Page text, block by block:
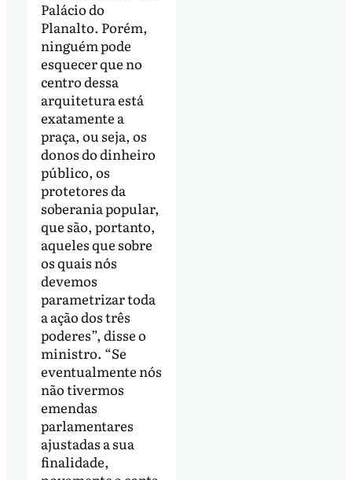
Palácio do
Planalto. Porém,
ninguém pode
esquecer que no
centro dessa
arquitetura está
exatamente a
praça, ou seja, os
donos do dinheiro
público, os
protetores da
soberania popular,
que são, portanto,
aqueles que sobre
os quais nós
devemos
parametrizar toda
a ação dos três
poderes”, disse o
ministro. “Se
eventualmente nós
não tivermos
emendas
parlamentares
ajustadas a sua
finalidade,